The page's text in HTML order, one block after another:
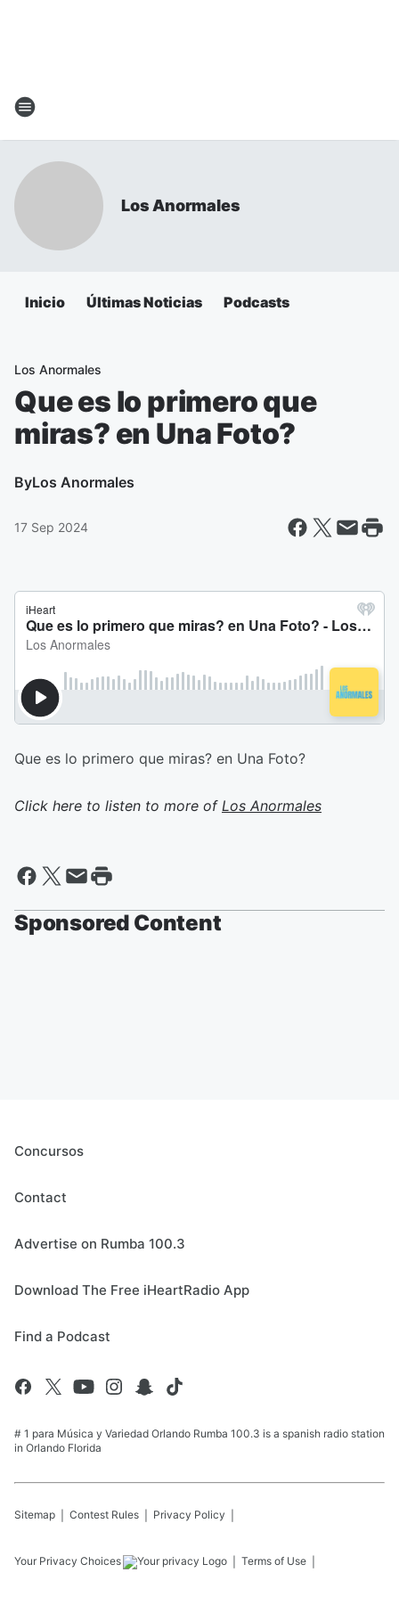
Los Anormales
Inicio Últimas Noticias Podcasts
Los Anormales
Que es lo primero que
miras? en Una Foto?
ByLos Anormales
17 Sep 2024
Que es lo primero que miras? en Una Foto?
Click here to listen to more of Los Anormales
Sponsored Content
Concursos
Contact
Advertise on Rumba 100.3
Download The Free iHeartRadio App
Find a Podcast
# 1 para Música y Variedad Orlando Rumba 100.3 is a spanish radio station
in Orlando Florida
Sitemap Contest Rules Privacy Policy
Your Privacy Choices Terms of Use